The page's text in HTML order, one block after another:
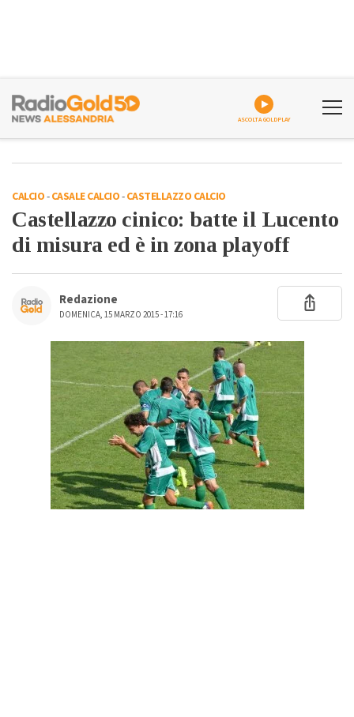
ASCOLTA GOLDPLAY
CALCIO-CASALE CALCIO-CASTELLAZZO CALCIO
Castellazzo cinico: batte il Lucento
di misura ed è in zona playoff
Redazione
DOMENICA, 15 MARZO 2015 - 17:16